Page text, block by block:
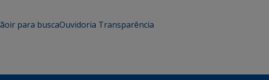
ir para buscaOuvidoria Transparência